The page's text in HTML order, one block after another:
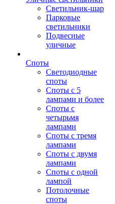
Светильник-шар
Парковые
светильники
Подвесные
уличные
Споты
Светодиодные
споты
Споты с 5
лампами и более
Споты с
четырьмя
лампами
Споты с тремя
лампами
Споты с двумя
лампами
Споты с одной
лампой
Потолочные
споты